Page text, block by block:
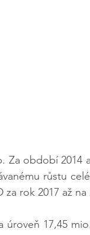
Za období 2014
růstu
rok 2017 až
17,45